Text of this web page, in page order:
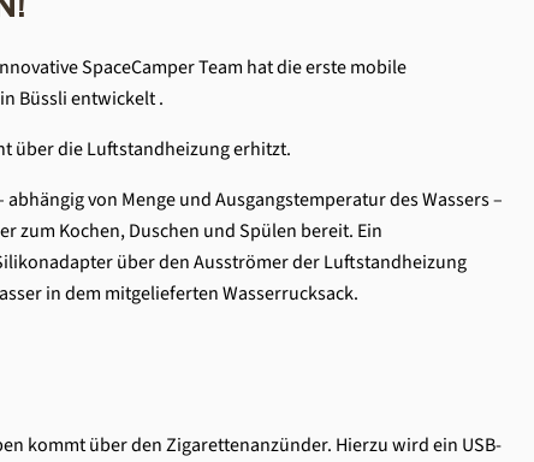
SpaceCamper Team hat die erste mobile
Büssli entwickelt .
über die Luftstandheizung erhitzt.
abhängig von Menge und Ausgangstemperatur des Wassers –
zum Kochen, Duschen und Spülen bereit. Ein
über den Ausströmer der Luftstandheizung
in dem mitgelieferten Wasserrucksack.
kommt über den Zigarettenanzünder. Hierzu wird ein USB-